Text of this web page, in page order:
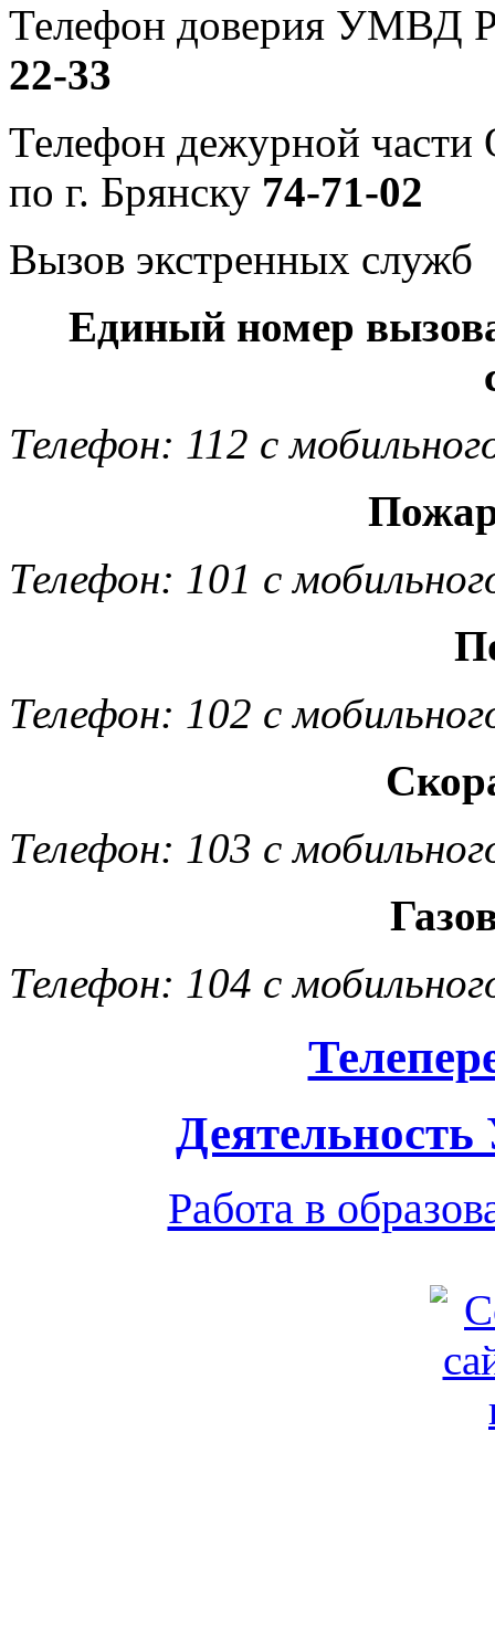
Телефон доверия УМВД
22-33
Телефон дежурной
по г. Брянску 74-71-02
Вызов экстренных служб
Единый номер
Телефон: 112 с
Телефон: 101 с
Телефон: 102 с
Телефон: 103 с
Телефон: 104 с
Работа в